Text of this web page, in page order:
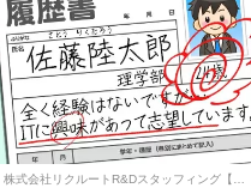
株式会社リクルートR&Dスタッフィング【リ